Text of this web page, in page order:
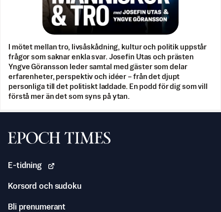
I mötet mellan tro, livsåskådning, kultur och politik uppstår
frågor som saknar enkla svar. Josefin Utas och prästen
Yngve Göransson leder samtal med gäster som delar
erfarenheter, perspektiv och idéer – från det djupt
personliga till det politiskt laddade. En podd för dig som vill
förstå mer än det som syns på ytan.
Svenska Epoch Times
E-tidning
Korsord och sudoku
Bli prenumerant